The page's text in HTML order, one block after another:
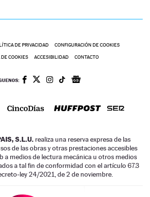
DE PRIVACIDAD CONFIGURACIÓN DE COOKIES
COOKIES ACCESIBILIDAD CONTACTO
S.L.U. realiza una reserva expresa de las
de las obras y otras prestaciones accesibles
a medios de lectura mecánica u otros medios
a tal fin de conformidad con el artículo 67.3
ley 24/2021, de 2 de noviembre.